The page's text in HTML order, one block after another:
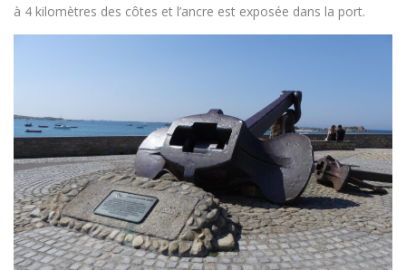
à 4 kilomètres des côtes et l’ancre est exposée dans la port.